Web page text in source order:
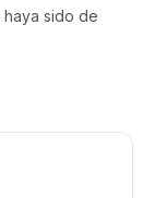
haya sido de